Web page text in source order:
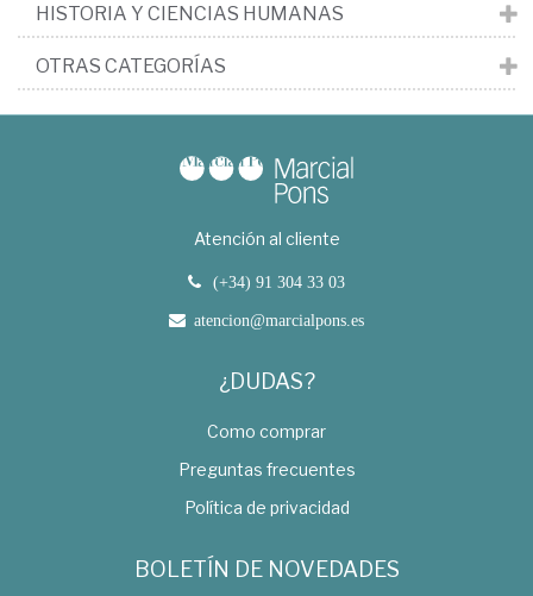
HISTORIA Y CIENCIAS HUMANAS
OTRAS CATEGORÍAS
Atención al cliente
(+34) 91 304 33 03
atencion@marcialpons.es
¿DUDAS?
Como comprar
Preguntas frecuentes
Política de privacidad
BOLETÍN DE NOVEDADES